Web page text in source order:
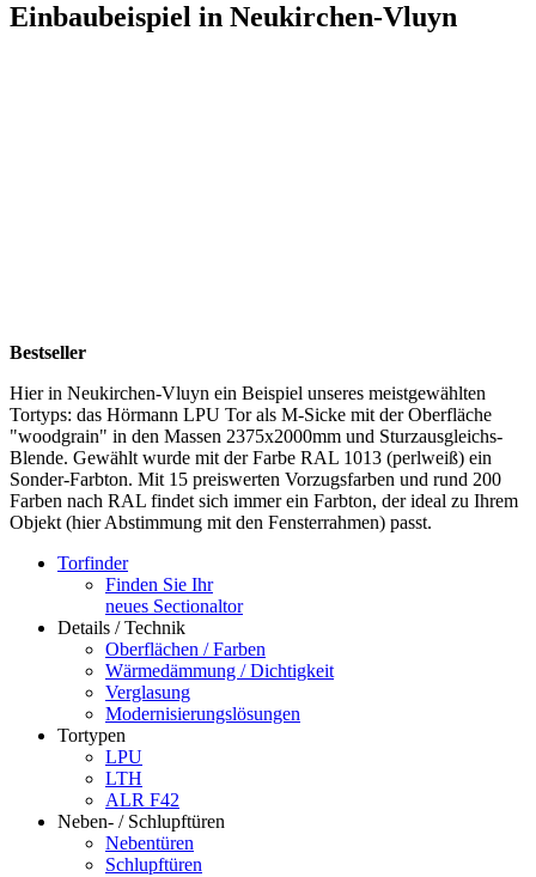
Einbaubeispiel in Neukirchen-Vluyn
Bestseller
Hier in Neukirchen-Vluyn ein Beispiel unseres meistgewählten
Tortyps: das Hörmann LPU Tor als M-Sicke mit der Oberfläche
"woodgrain" in den Massen 2375x2000mm und Sturzausgleichs-
Blende. Gewählt wurde mit der Farbe RAL 1013 (perlweiß) ein
Sonder-Farbton. Mit 15 preiswerten Vorzugsfarben und rund 200
Farben nach RAL findet sich immer ein Farbton, der ideal zu Ihrem
Objekt (hier Abstimmung mit den Fensterrahmen) passt.
Torfinder
Finden Sie Ihr
neues Sectionaltor
Details / Technik
Oberflächen / Farben
Wärmedämmung / Dichtigkeit
Verglasung
Modernisierungslösungen
Tortypen
LPU
LTH
ALR F42
Neben- / Schlupftüren
Nebentüren
Schlupftüren